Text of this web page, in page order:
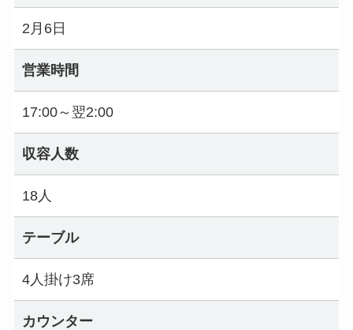
2月6日
営業時間
17:00～翌2:00
収容人数
18人
テーブル
4人掛け3席
カウンター